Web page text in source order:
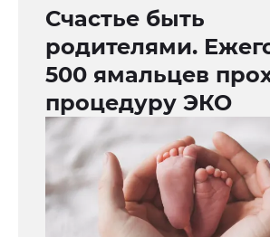
Счастье быть
родителями.
500 ямальцев
процедуру ЭКО